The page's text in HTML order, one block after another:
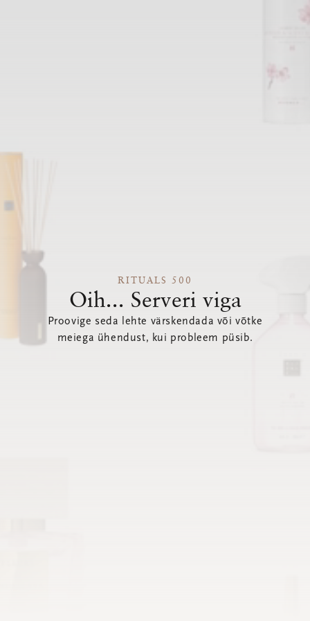
RITUALS 500
Oih... Serveri viga
Proovige seda lehte värskendada või võtke
meiega ühendust, kui probleem püsib.